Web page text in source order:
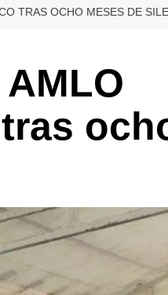
TRAS OCHO MESES DE